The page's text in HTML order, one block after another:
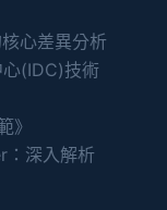
心差異分析
(IDC)技術
》
深入解析